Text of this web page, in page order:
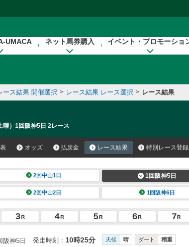
UMACA ネット馬券購入 イベント・プロモーショ
ース結果 開催選択 > レース結果 レース選択 > レース結果
曜）1回阪神5日 2レース
オッズ 払戻金 レース結果 特別レース登
2回中山1日 1回阪神5日
2回中山2日 1回阪神6日
阪神5日 発走時刻： 10時25分 天候 晴 ダート 稍重